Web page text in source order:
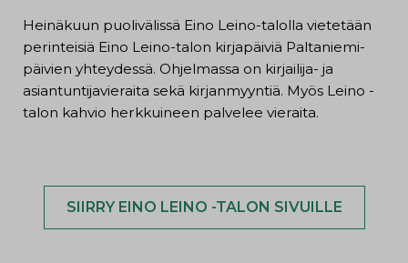
Heinäkuun puolivälissä Eino Leino-talolla vietetään
perinteisiä Eino Leino-talon kirjapäiviä Paltaniemi-
päivien yhteydessä. Ohjelmassa on kirjailija- ja
asiantuntijavieraita sekä kirjanmyyntiä. Myös Leino -
talon kahvio herkkuineen palvelee vieraita.
SIIRRY EINO LEINO -TALON SIVUILLE